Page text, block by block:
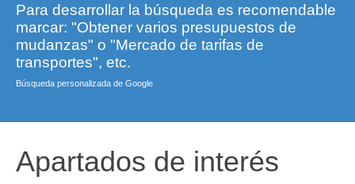
Para desarrollar la búsqueda es recomendable
marcar: "Obtener varios presupuestos de
mudanzas" o "Mercado de tarifas de
transportes", etc.
Búsqueda personalizada de Google
Apartados de interés